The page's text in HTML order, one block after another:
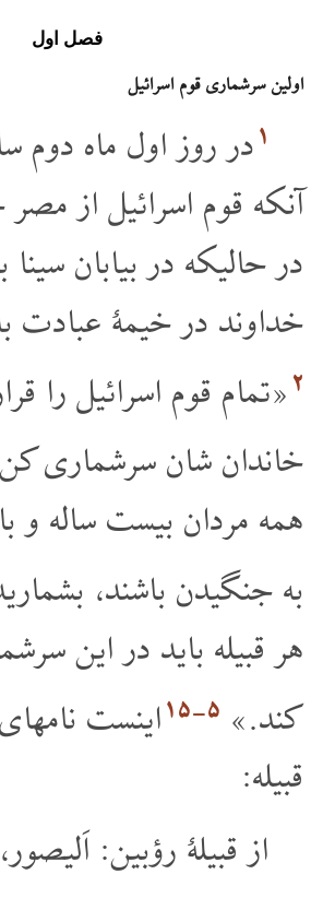
فصل اول
اولین سرشماری قوم اسرائیل
۱در روز اول ماه دوم
آنکه قوم اسرائیل از
در حالیکه در بیابان سینا
خداوند در خیمۀ عبادت
۲ «تمام قوم اسرائیل را
خاندان شان سرشماری
همه مردان بیست ساله و
به جنگیدن باشند،
هر قبیله باید در این
کند.» ۵‏-۱۵
اینست
قبیله:
از قبیلۀ رؤبین: